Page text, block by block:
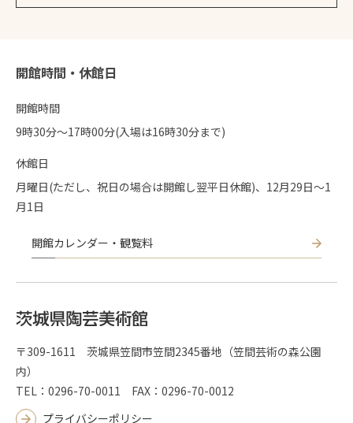
開館時間・休館日
開館時間
9時30分〜17時00分(入場は16時30分まで)
休館日
月曜日(ただし、祝日の場合は開館し翌平日休館)、12月29日～1
月1日
開館カレンダー・観覧料
〒309-1611 茨城県笠間市笠間2345番地（笠間芸術の森公園
内）
TEL：0296-70-0011 FAX：0296-70-0012
プライバシーポリシー